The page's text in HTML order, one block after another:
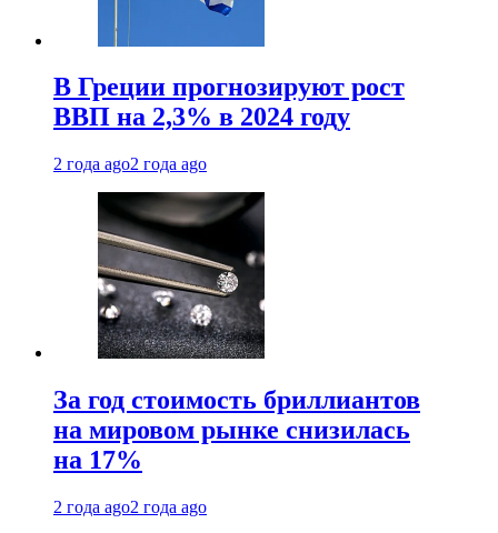
В Греции прогнозируют рост
ВВП на 2,3% в 2024 году
2 года ago2 года ago
За год стоимость бриллиантов
на мировом рынке снизилась
на 17%
2 года ago2 года ago